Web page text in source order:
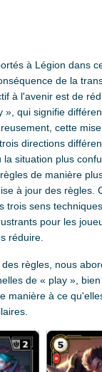
à Légion dans
de la
à l'avenir est de
», qui signifie
cette
directions
situation plus
de manière
à jour des règles.
trois sens
pour les
réduire.
règles, nous
de « play »,
manière à ce